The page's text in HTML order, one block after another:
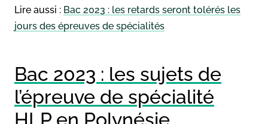
Lire aussi : Bac 2023 : les retards seront tolérés les
jours des épreuves de spécialités
Bac 2023 : les sujets de
l’épreuve de spécialité
HLP en Polynésie